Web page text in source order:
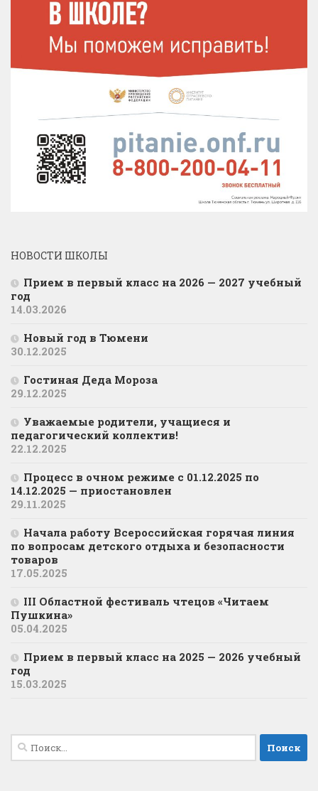
НОВОСТИ ШКОЛЫ
Прием в первый класс на 2026 — 2027 учебный
год
14.03.2026
Новый год в Тюмени
30.12.2025
Гостиная Деда Мороза
29.12.2025
Уважаемые родители, учащиеся и
педагогический коллектив!
22.12.2025
Процесс в очном режиме с 01.12.2025 по
14.12.2025 — приостановлен
29.11.2025
Начала работу Всероссийская горячая линия
по вопросам детского отдыха и безопасности
товаров
17.05.2025
III Областной фестиваль чтецов «Читаем
Пушкина»
05.04.2025
Прием в первый класс на 2025 — 2026 учебный
год
15.03.2025
Найти: